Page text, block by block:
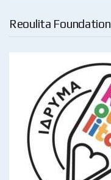
Reoulita Foundation